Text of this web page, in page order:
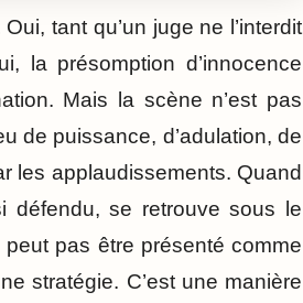
tant qu’un juge ne l’interdit
la présomption d’innocence
Mais la scène n’est pas
de puissance, d’adulation, de
les applaudissements. Quand
défendu, se retrouve sous le
pas être présenté comme
stratégie. C’est une manière